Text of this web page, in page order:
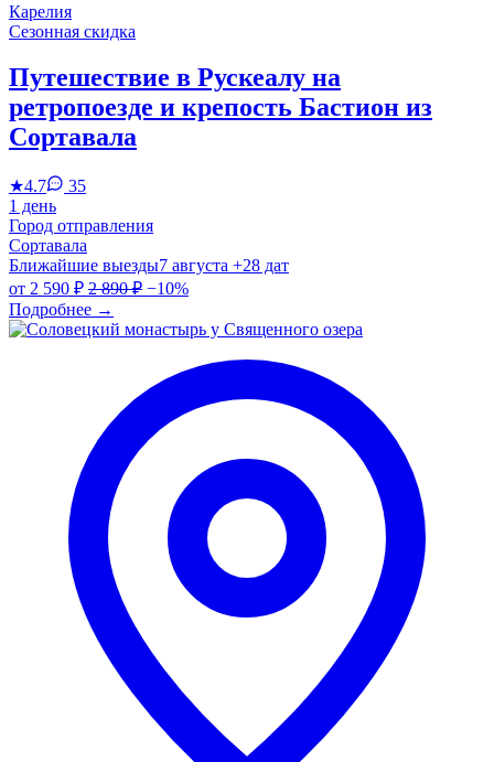
Карелия
Сезонная скидка
Путешествие в Рускеалу на
ретропоезде и крепость Бастион из
Сортавала
★4.7
35
1 день
Город отправления
Сортавала
Ближайшие выезды7 августа +28 дат
от 2 590 ₽ 2 890 ₽ −10%
Подробнее →